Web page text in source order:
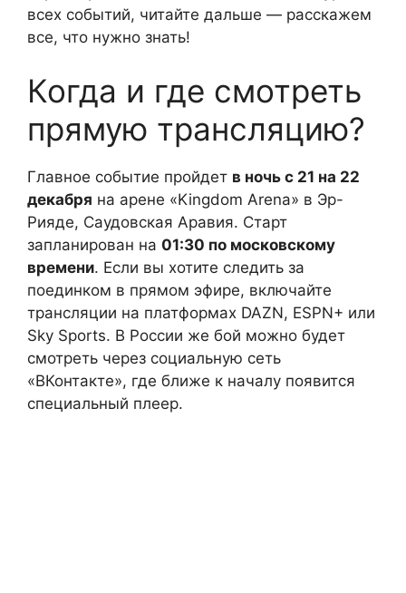
всех событий, читайте дальше — расскажем
все, что нужно знать!
Когда и где смотреть
прямую трансляцию?
Главное событие пройдет в ночь с 21 на 22
декабря на арене «Kingdom Arena» в Эр-
Рияде, Саудовская Аравия. Старт
запланирован на 01:30 по московскому
времени. Если вы хотите следить за
поединком в прямом эфире, включайте
трансляции на платформах DAZN, ESPN+ или
Sky Sports. В России же бой можно будет
смотреть через социальную сеть
«ВКонтакте», где ближе к началу появится
специальный плеер.